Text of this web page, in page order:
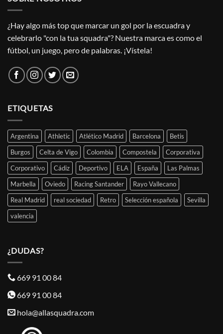
¿Hay algo más top que marcar un gol por la escuadra y
celebrarlo "con la tua squadra"? Nuestra marca es como el
fútbol, un juego, pero de palabras. ¡Vístela!
ETIQUETAS
Argentina Athletic Atlético Madrid Barcelona
Betis
Burgos
Celta de Vigo Colombia Compostela
Corporativa
Corporativo
Cádiz Deportivo ELA España
Las Palmas
Marbella
Oviedo Racing Santander
Rayo Vallecano
Real Madrid
real sociedad Retro Selección española
Sevilla
valencia
¿DUDAS?
669 91 00 84
669 91 00 84
hola@allasquadra.com